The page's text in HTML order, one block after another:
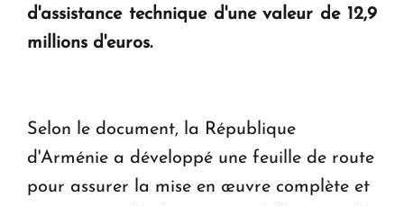
d'assistance technique d'une valeur de 12,9
millions d'euros.
Selon le document, la République
d'Arménie a développé une feuille de route
pour assurer la mise en œuvre complète et